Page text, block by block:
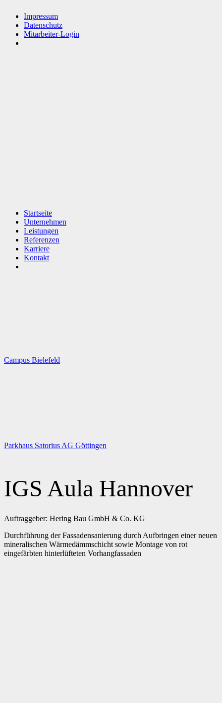
Impressum
Datenschutz
Mitarbeiter-Login
Startseite
Unternehmen
Leistungen
Referenzen
Karriere
Kontakt
Campus Bielefeld
Parkhaus Satorius AG Göttingen
IGS Aula Hannover
Auftraggeber: Hering Bau GmbH & Co. KG
Durchführung der Fassadensanierung durch Aufbringen einer neuen
mineralischen Wärmedämmschicht sowie Montage von rot
eingefärbten hinterlüfteten Vorhangfassaden